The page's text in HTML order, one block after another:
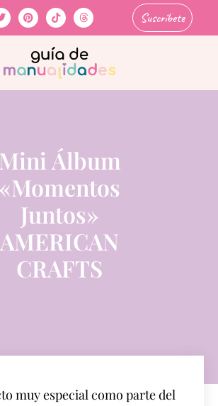
Suscríbete
Mini Álbum
«Momentos
Juntos»
AMERICAN
CRAFTS
muy especial como parte del